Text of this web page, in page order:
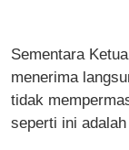
Sementara
menerima
tidak
seperti ini